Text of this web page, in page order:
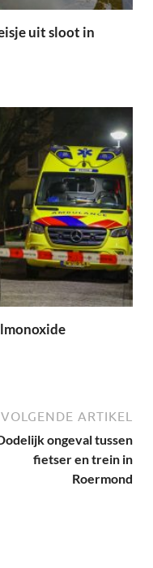
uit sloot in
VOLGENDE ARTIKEL
ongeval tussen
fietser en trein in
Roermond